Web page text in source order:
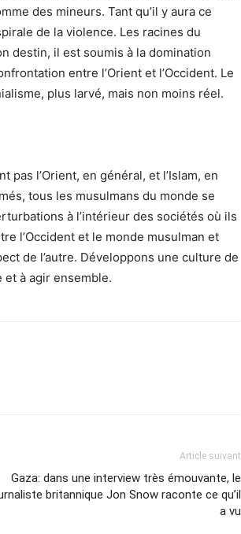
des mineurs. Tant qu’il y aura ce
de la violence. Les racines du
destin, il est soumis à la domination
entre l’Orient et l’Occident. Le
plus larvé, mais non moins réel.
pas l’Orient, en général, et l’Islam, en
tous les musulmans du monde se
à l’intérieur des sociétés où ils
l’Occident et le monde musulman et
de l’autre. Développons une culture de
à agir ensemble.
Article suivant
Gaza: dans une interview très émouvante, le
britannique Jon Snow raconte ce qu’il
a vu